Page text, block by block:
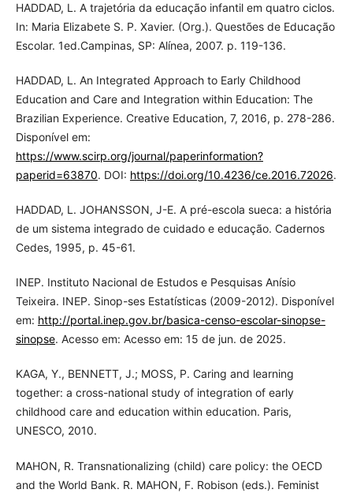
HADDAD, L. A trajetória da educação infantil em quatro ciclos.
In: Maria Elizabete S. P. Xavier. (Org.). Questões de Educação
Escolar. 1ed.Campinas, SP: Alínea, 2007. p. 119-136.
HADDAD, L. An Integrated Approach to Early Childhood
Education and Care and Integration within Education: The
Brazilian Experience. Creative Education, 7, 2016, p. 278-286.
Disponível em:
https://www.scirp.org/journal/paperinformation?
paperid=63870. DOI: https://doi.org/10.4236/ce.2016.72026.
HADDAD, L. JOHANSSON, J-E. A pré-escola sueca: a história
de um sistema integrado de cuidado e educação. Cadernos
Cedes, 1995, p. 45-61.
INEP. Instituto Nacional de Estudos e Pesquisas Anísio
Teixeira. INEP. Sinop-ses Estatísticas (2009-2012). Disponível
em: http://portal.inep.gov.br/basica-censo-escolar-sinopse-
sinopse. Acesso em: Acesso em: 15 de jun. de 2025.
KAGA, Y., BENNETT, J.; MOSS, P. Caring and learning
together: a cross-national study of integration of early
childhood care and education within education. Paris,
UNESCO, 2010.
MAHON, R. Transnationalizing (child) care policy: the OECD
and the World Bank. R. MAHON, F. Robison (eds.). Feminist